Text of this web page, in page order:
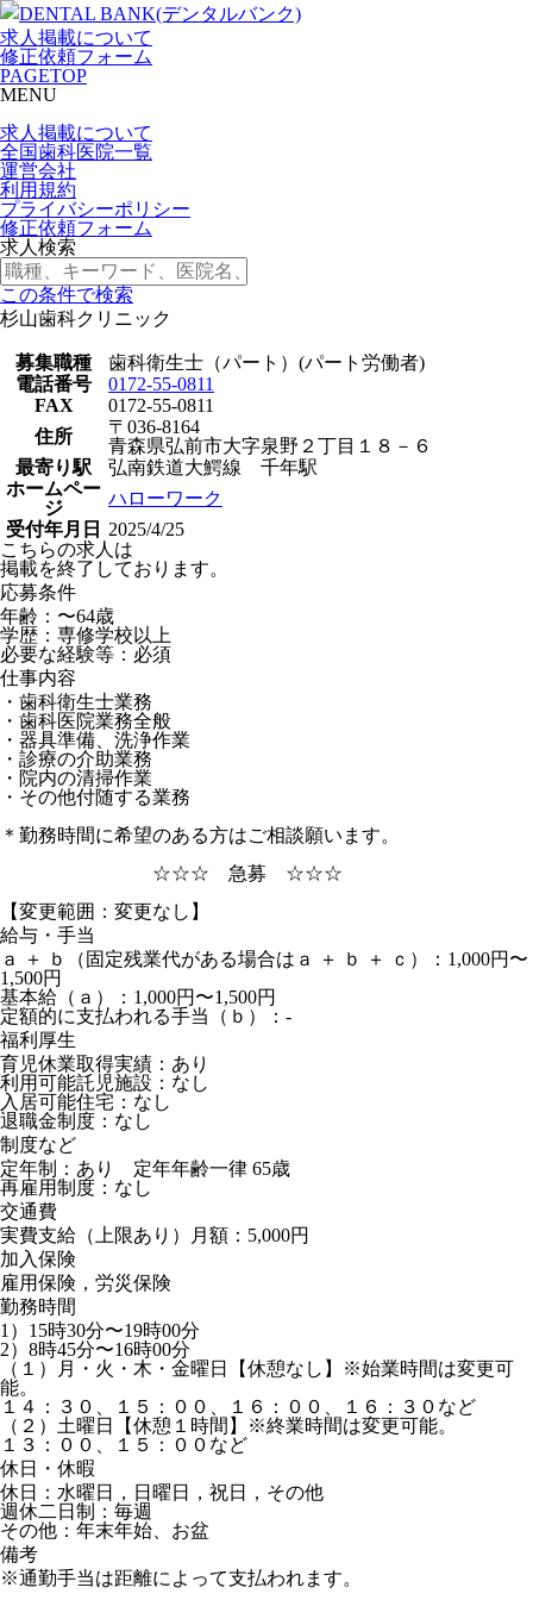
求人掲載について
修正依頼フォーム
PAGETOP
MENU
求人掲載について
全国歯科医院一覧
運営会社
利用規約
プライバシーポリシー
修正依頼フォーム
求人検索
この条件で検索
杉山歯科クリニック
募集職種
歯科衛生士（パート）(パート労働者)
電話番号
0172-55-0811
FAX
0172-55-0811
住所
〒036-8164
青森県弘前市大字泉野２丁目１８－６
最寄り駅
弘南鉄道大鰐線 千年駅
ホームペー
ジ
ハローワーク
受付年月日
2025/4/25
こちらの求人は
掲載を終了しております。
応募条件
年齢：〜64歳
学歴：専修学校以上
必要な経験等：必須
仕事内容
・歯科衛生士業務
・歯科医院業務全般
・器具準備、洗浄作業
・診療の介助業務
・院内の清掃作業
・その他付随する業務
＊勤務時間に希望のある方はご相談願います。
☆☆☆ 急募 ☆☆☆
【変更範囲：変更なし】
給与・手当
ａ ＋ ｂ（固定残業代がある場合はａ ＋ ｂ ＋ ｃ）：1,000円〜
1,500円
基本給（ａ）：1,000円〜1,500円
定額的に支払われる手当（ｂ）：-
福利厚生
育児休業取得実績：あり
利用可能託児施設：なし
入居可能住宅：なし
退職金制度：なし
制度など
定年制：あり 定年年齢一律 65歳
再雇用制度：なし
交通費
実費支給（上限あり）月額：5,000円
加入保険
雇用保険，労災保険
勤務時間
1）15時30分〜19時00分
2）8時45分〜16時00分
（１）月・火・木・金曜日【休憩なし】※始業時間は変更可
能。
１４：３０、１５：００、１６：００、１６：３０など
（２）土曜日【休憩１時間】※終業時間は変更可能。
１３：００、１５：００など
休日・休暇
休日：水曜日，日曜日，祝日，その他
週休二日制：毎週
その他：年末年始、お盆
備考
※通勤手当は距離によって支払われます。